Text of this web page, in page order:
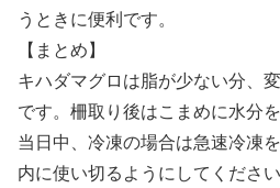
うときに便利です。
【まとめ】
キハダマグロは脂が少ない分、
です。柵取り後はこまめに水分
当日中、冷凍の場合は急速冷凍
内に使い切るようにしてくださ